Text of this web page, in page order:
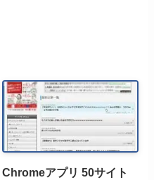
Chromeアプリ 50サイト